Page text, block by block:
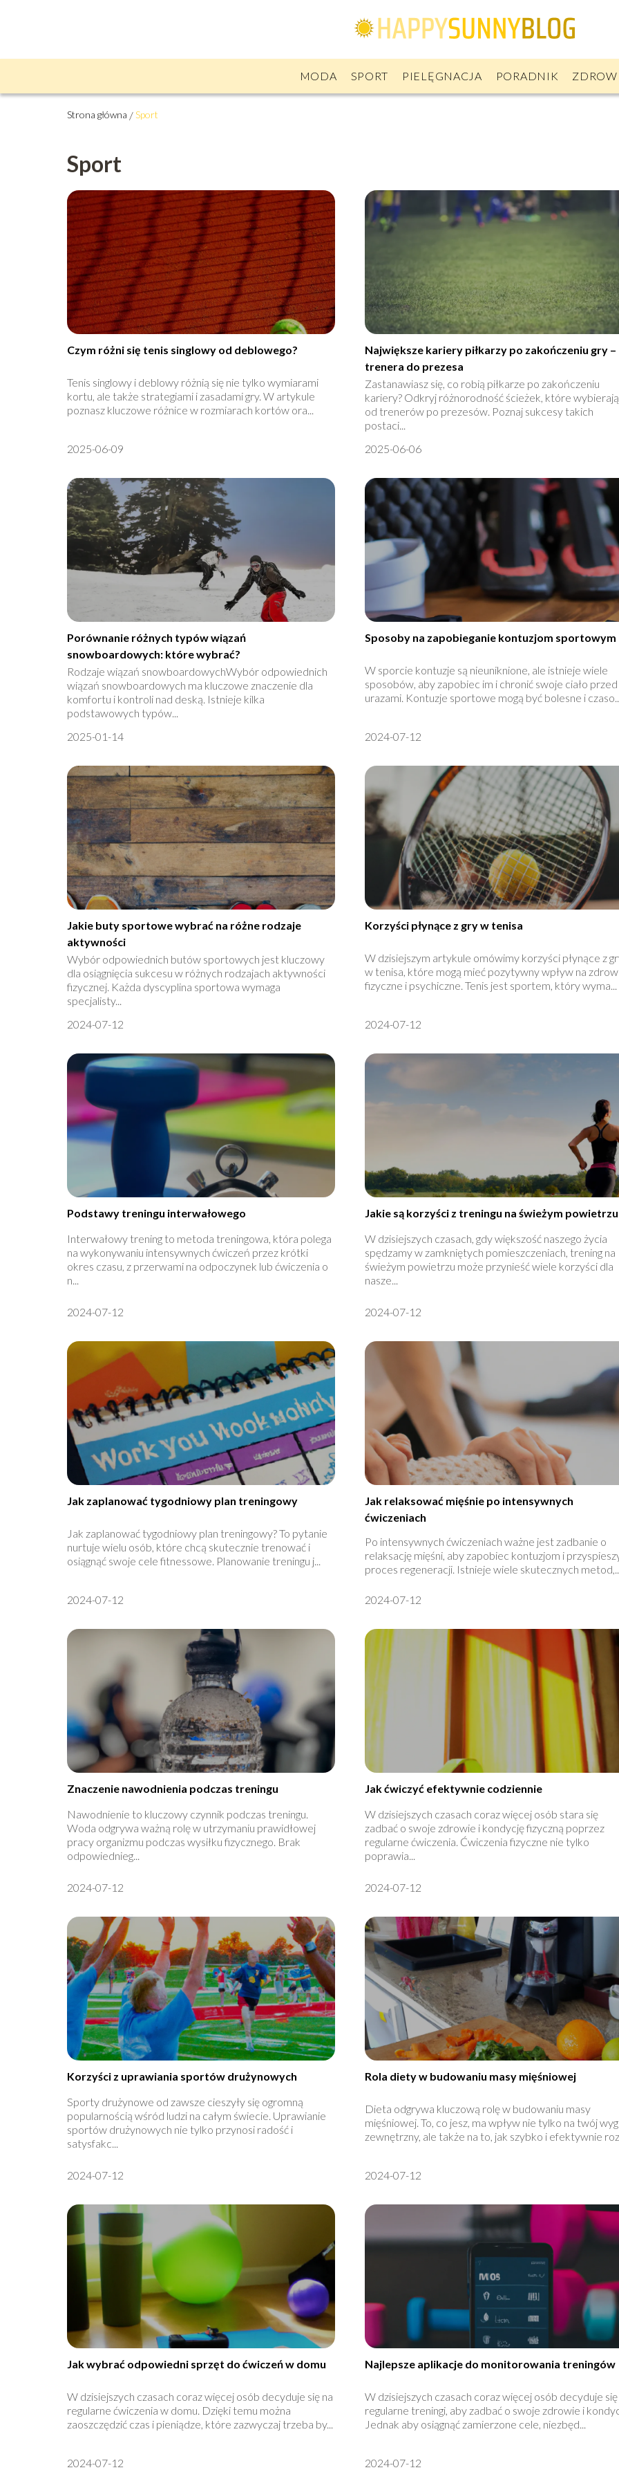
MODA SPORT PIELĘGNACJA PORADNIK
Strona główna /Sport
Sport
Czym różni się tenis singlowy od deblowego?
Tenis singlowy i deblowy różnią się nie tylko wymiarami
kortu, ale także strategiami i zasadami gry. W artykule
poznasz kluczowe różnice w rozmiarach kortów ora...
2025-06-09
Największe kariery piłkarzy po zakończeniu gry –
trenera do prezesa
Zastanawiasz się, co robią piłkarze po zakończeniu
kariery? Odkryj różnorodność ścieżek, które
od trenerów po prezesów. Poznaj sukcesy takich
postaci...
2025-06-06
Porównanie różnych typów wiązań
snowboardowych: które wybrać?
Rodzaje wiązań snowboardowychWybór odpowiednich
wiązań snowboardowych ma kluczowe znaczenie dla
komfortu i kontroli nad deską. Istnieje kilka
podstawowych typów...
2025-01-14
Sposoby na zapobieganie kontuzjom sportowym
W sporcie kontuzje są nieuniknione, ale istnieje wiele
sposobów, aby zapobiec im i chronić swoje ciało przed
urazami. Kontuzje sportowe mogą być bolesne i
2024-07-12
Jakie buty sportowe wybrać na różne rodzaje
aktywności
Wybór odpowiednich butów sportowych jest kluczowy
dla osiągnięcia sukcesu w różnych rodzajach aktywności
fizycznej. Każda dyscyplina sportowa wymaga
specjalisty...
2024-07-12
Korzyści płynące z gry w tenisa
W dzisiejszym artykule omówimy korzyści płynące z
w tenisa, które mogą mieć pozytywny wpływ na
fizyczne i psychiczne. Tenis jest sportem, który wyma...
2024-07-12
Podstawy treningu interwałowego
Interwałowy trening to metoda treningowa, która polega
na wykonywaniu intensywnych ćwiczeń przez krótki
okres czasu, z przerwami na odpoczynek lub ćwiczenia o
n...
2024-07-12
Jakie są korzyści z treningu na świeżym powietrzu
W dzisiejszych czasach, gdy większość naszego życia
spędzamy w zamkniętych pomieszczeniach, trening na
świeżym powietrzu może przynieść wiele korzyści dla
nasze...
2024-07-12
Jak zaplanować tygodniowy plan treningowy
Jak zaplanować tygodniowy plan treningowy? To pytanie
nurtuje wielu osób, które chcą skutecznie trenować i
osiągnąć swoje cele fitnessowe. Planowanie treningu j...
2024-07-12
Jak relaksować mięśnie po intensywnych
ćwiczeniach
Po intensywnych ćwiczeniach ważne jest zadbanie o
relaksację mięśni, aby zapobiec kontuzjom i
proces regeneracji. Istnieje wiele skutecznych
2024-07-12
Znaczenie nawodnienia podczas treningu
Nawodnienie to kluczowy czynnik podczas treningu.
Woda odgrywa ważną rolę w utrzymaniu prawidłowej
pracy organizmu podczas wysiłku fizycznego. Brak
odpowiednieg...
2024-07-12
Jak ćwiczyć efektywnie codziennie
W dzisiejszych czasach coraz więcej osób stara się
zadbać o swoje zdrowie i kondycję fizyczną poprzez
regularne ćwiczenia. Ćwiczenia fizyczne nie tylko
poprawia...
2024-07-12
Korzyści z uprawiania sportów drużynowych
Sporty drużynowe od zawsze cieszyły się ogromną
popularnością wśród ludzi na całym świecie. Uprawianie
sportów drużynowych nie tylko przynosi radość i
satysfakc...
2024-07-12
Rola diety w budowaniu masy mięśniowej
Dieta odgrywa kluczową rolę w budowaniu masy
mięśniowej. To, co jesz, ma wpływ nie tylko na twój
zewnętrzny, ale także na to, jak szybko i efektywnie
2024-07-12
Jak wybrać odpowiedni sprzęt do ćwiczeń w domu
W dzisiejszych czasach coraz więcej osób decyduje się na
regularne ćwiczenia w domu. Dzięki temu można
zaoszczędzić czas i pieniądze, które zazwyczaj trzeba by...
2024-07-12
Najlepsze aplikacje do monitorowania treningów
W dzisiejszych czasach coraz więcej osób decyduje się
regularne treningi, aby zadbać o swoje zdrowie i
Jednak aby osiągnąć zamierzone cele, niezbęd...
2024-07-12